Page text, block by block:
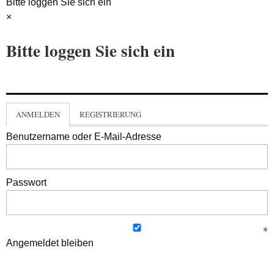
Bitte loggen Sie sich ein
×
Bitte loggen Sie sich ein
ANMELDEN REGISTRIERUNG
Benutzername oder E-Mail-Adresse
Passwort
Angemeldet bleiben